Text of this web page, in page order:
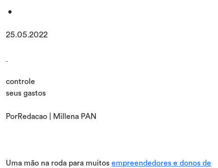
•
25.05.2022
controle
seus gastos
PorRedacao | Millena PAN
Uma mão na roda para muitos empreendedores e donos de